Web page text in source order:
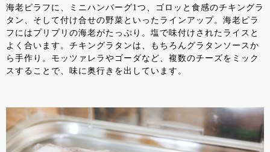
海老ピラフに、ミニハンバーグ1つ、ゴロッと食感のチキングラ
タン、そして付け合せの野菜といったラインアップ。海老ピラ
フにはプリプリの海老がたっぷり。塩で味付けされたライスと
よく合います。チキングラタンは、もちろんグラタンソースか
ら手作り。モッツァレラやゴーダなど、複数のチーズをミック
スすることで、味に奥行きを出しています。